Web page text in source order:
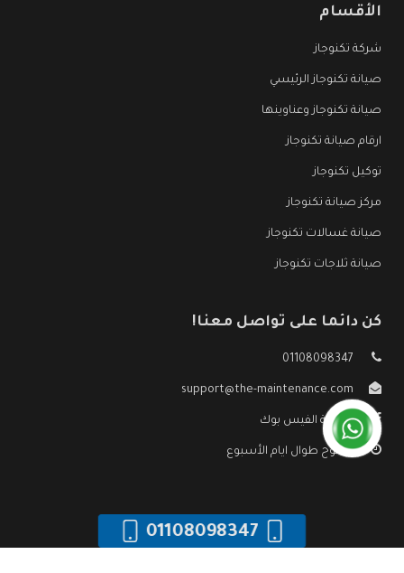
الأقسام
شركة تكنوجاز
صيانة تكنوجاز الرئيسي
صيانة تكنوجاز وعناوينها
ارقام صيانة تكنوجاز
توكيل تكنوجاز
مركز صيانة تكنوجاز
صيانة غسالات تكنوجاز
صيانة ثلاجات تكنوجاز
كن دائما على تواصل معنا!
01108098347
support@the-maintenance.com
صفحة الفيس بوك
مفتوح طوال ايام الأسبوع
01108098347